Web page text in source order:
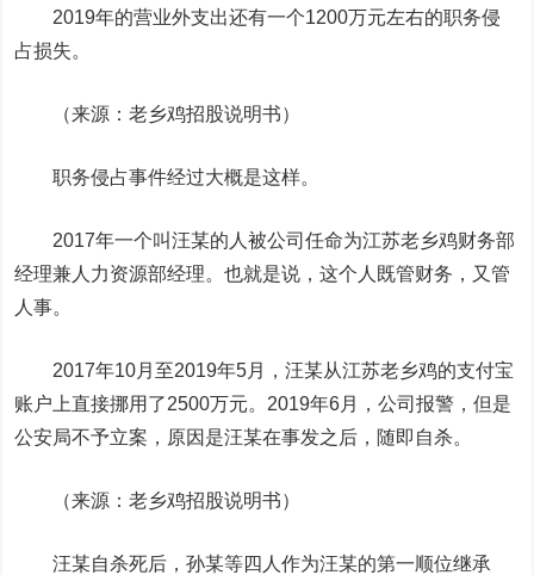
2019年的营业外支出还有一个1200万元左右的职务侵
占损失。
（来源：老乡鸡招股说明书）
职务侵占事件经过大概是这样。
2017年一个叫汪某的人被公司任命为江苏老乡鸡财务部
经理兼人力资源部经理。也就是说，这个人既管财务，又管
人事。
2017年10月至2019年5月，汪某从江苏老乡鸡的支付宝
账户上直接挪用了2500万元。2019年6月，公司报警，但是
公安局不予立案，原因是汪某在事发之后，随即自杀。
（来源：老乡鸡招股说明书）
汪某自杀死后，孙某等四人作为汪某的第一顺位继承